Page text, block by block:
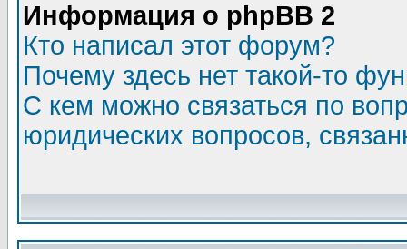
Информация о phpBB 2
Кто написал этот форум?
Почему здесь нет такой-то
С кем можно связаться по
юридических вопросов,